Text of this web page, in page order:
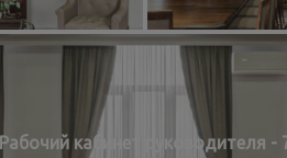
Рабочий кабинет руководителя -